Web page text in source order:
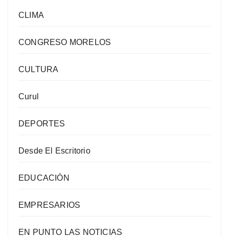
CLIMA
CONGRESO MORELOS
CULTURA
Curul
DEPORTES
Desde El Escritorio
EDUCACIÓN
EMPRESARIOS
EN PUNTO LAS NOTICIAS